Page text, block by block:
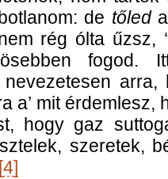
de tőled
rég ólta űzsz,
fogod.
nevezetesen
a’ mit
hogy gaz
szeretek,
[4]